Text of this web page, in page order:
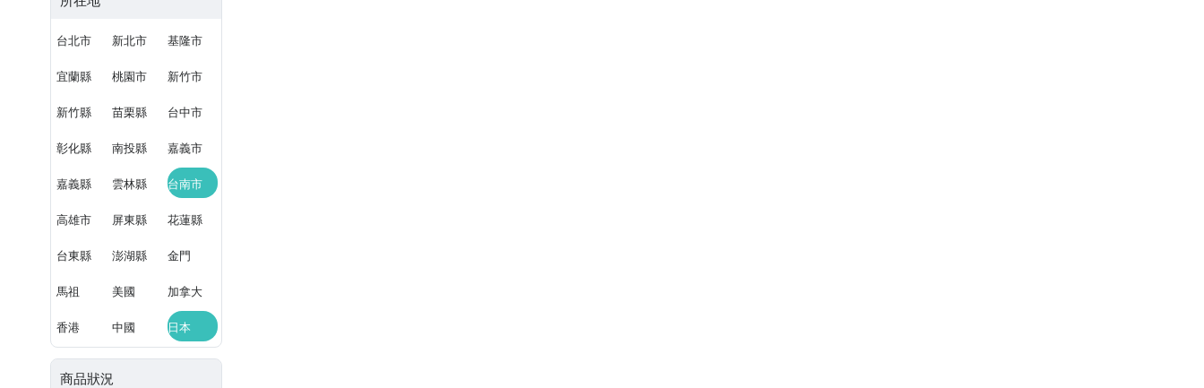
台北市 新北市 基隆市
宜蘭縣 桃園市 新竹市
新竹縣 苗栗縣 台中市
彰化縣 南投縣 嘉義市
嘉義縣 雲林縣 台南市
高雄市 屏東縣 花蓮縣
台東縣 澎湖縣 金門
馬祖 美國 加拿大
香港 中國 日本
商品狀況